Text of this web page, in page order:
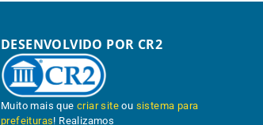
DESENVOLVIDO POR CR2
Muito mais quecriar site ou sistema para
prefeituras! Realizamos